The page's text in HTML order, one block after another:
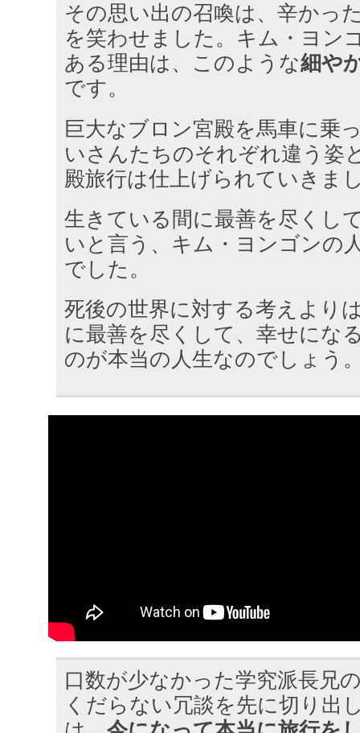
その思い出の召喚は、辛かっ
を笑わせました。キム・ヨン
ある理由は、このような細や
です。
巨大なブロン宮殿を馬車に乗
いさんたちのそれぞれ違う姿
殿旅行は仕上げられていきま
生きている間に最善を尽くし
いと言う、キム・ヨンゴンの
でした。
死後の世界に対する考えより
に最善を尽くして、幸せにな
のが本当の人生なのでしょう
口数が少なかった学究派長兄
くだらない冗談を先に切り出